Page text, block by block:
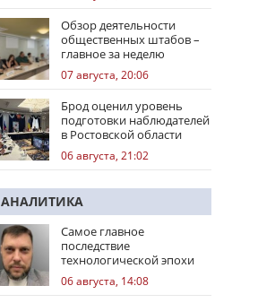
Обзор деятельности
общественных штабов –
главное за неделю
07 августа, 20:06
Брод оценил уровень
подготовки наблюдателей
в Ростовской области
06 августа, 21:02
АНАЛИТИКА
Самое главное
последствие
технологической эпохи
06 августа, 14:08